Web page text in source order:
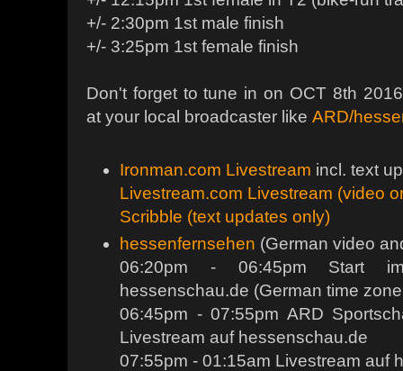
+/- 2:30pm 1st male finish
+/- 3:25pm 1st female finish
Don't forget to tune in on OCT 8th
at your local broadcaster like ARD/
Ironman.com Livestream incl. text
Livestream.com Livestream (video
Scribble (text updates only)
hessenfernsehen (German video
06:20pm - 06:45pm Start
hessenschau.de (German time
06:45pm - 07:55pm ARD
Livestream auf hessenschau.de
07:55pm - 01:15am Livestream auf